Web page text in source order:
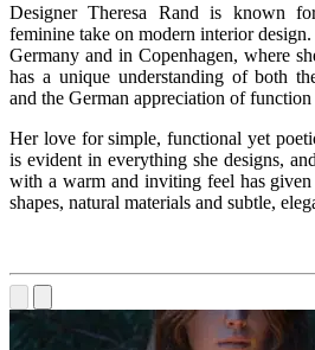
Designer Theresa Rand is known
feminine take on modern interior
Germany and in Copenhagen, where
has a unique understanding of both
and the German appreciation of
Her love for simple, functional yet
is evident in everything she designs,
with a warm and inviting feel has given
shapes, natural materials and subtle,